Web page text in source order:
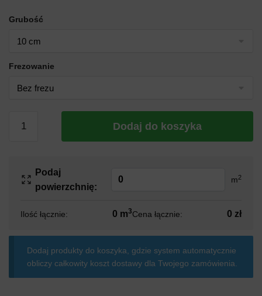
Grubość
Frezowanie
Styropian
Dodaj do koszyka
Podaj
powierzchnię:
m2
Ilość łącznie: 0 m3Cena łącznie: 0 zł
Dodaj produkty do koszyka, gdzie system automatycznie
obliczy całkowity koszt dostawy dla Twojego zamówienia.